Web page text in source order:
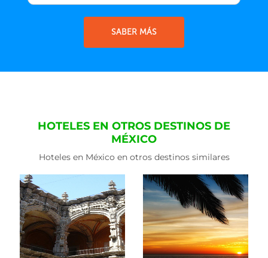
SABER MÁS
HOTELES EN OTROS DESTINOS DE
MÉXICO
Hoteles en México en otros destinos similares